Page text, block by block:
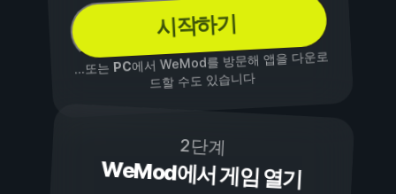
시작하기
...또는PC에서 WeMod를 방문해 앱을 다운로
드할 수도 있습니다
2단계
WeMod에서 게임 열기